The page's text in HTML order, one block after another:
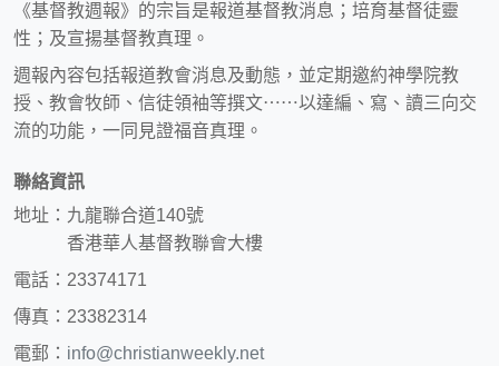
《基督教週報》的宗旨是報道基督教消息；培育基督徒靈
性；及宣揚基督教真理。
週報內容包括報道教會消息及動態，並定期邀約神學院教
授、教會牧師、信徒領袖等撰文⋯⋯以達編、寫、讀三向交
流的功能，一同見證福音真理。
聯絡資訊
地址：九龍聯合道140號
香港華人基督教聯會大樓
電話：23374171
傳真：23382314
電郵： info@christianweekly.net